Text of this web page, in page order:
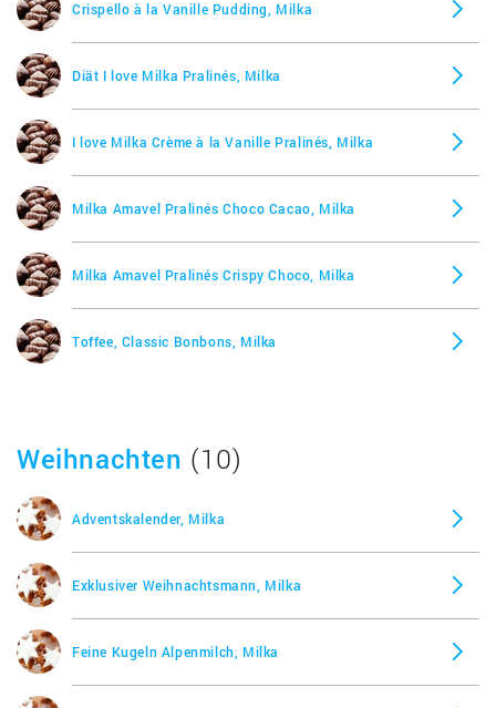
Milka Bunte Kakaolinsen, Milka
Milka Collage Himbeere, Milka
Milka Ganze Haselnüsse, Milka
Crispello à la Vanille Pudding, Milka
Diät I love Milka Pralinés, Milka
I love Milka Crème à la Vanille Pralinés, Milka
Milka Amavel Pralinés Choco Cacao, Milka
Milka Amavel Pralinés Crispy Choco, Milka
Toffee, Classic Bonbons, Milka
Weihnachten (10)
Adventskalender, Milka
Exklusiver Weihnachtsmann, Milka
Feine Kugeln Alpenmilch, Milka